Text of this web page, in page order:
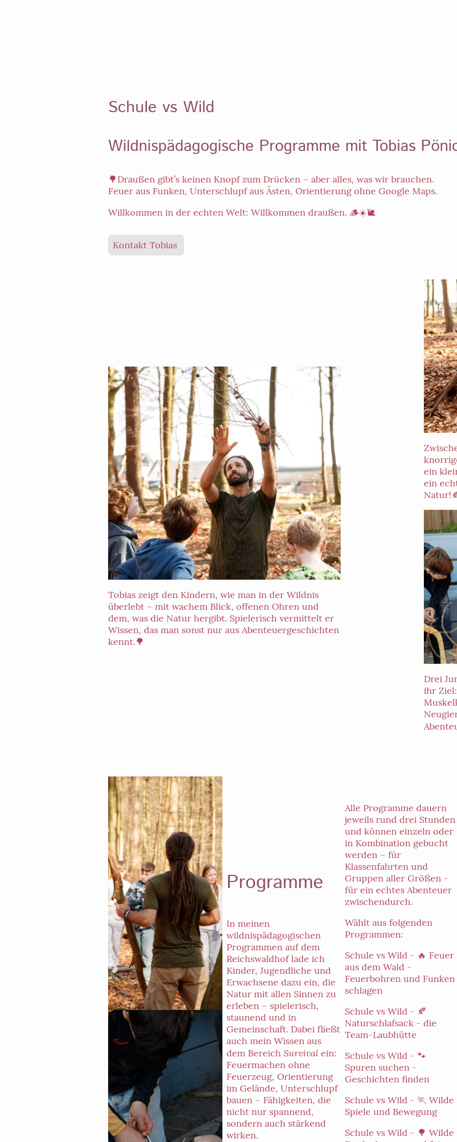
Schule vs Wild
Wildnispädagogische Programme mit Tobias
🌳Draußen gibt’s keinen Knopf zum Drücken – aber alles, was wir brauchen.
Feuer aus Funken, Unterschlupf aus Ästen, Orientierung ohne Google Maps.
Willkommen in der echten Welt: Willkommen draußen. 🪵☀️🐌
Kontakt Tobias
Tobias zeigt den Kindern, wie man in der Wildnis
überlebt – mit wachem Blick, offenen Ohren und
dem, was die Natur hergibt. Spielerisch vermittelt er
Wissen, das man sonst nur aus Abenteuergeschichten
kennt.🌳
ein
ein
Drei
ihr
Programme
In meinen
wildnispädagogischen
Programmen auf dem
Reichswaldhof lade ich
Kinder, Jugendliche und
Erwachsene dazu ein, die
Natur mit allen Sinnen zu
erleben – spielerisch,
staunend und in
Gemeinschaft. Dabei fließt
auch mein Wissen aus
dem Bereich Survival ein:
Feuermachen ohne
Feuerzeug, Orientierung
im Gelände, Unterschlupf
bauen – Fähigkeiten, die
nicht nur spannend,
sondern auch stärkend
wirken.
Alle Programme dauern
jeweils rund drei Stunden
und können einzeln oder
in Kombination gebucht
werden – für
Klassenfahrten und
Gruppen aller Größen -
für ein echtes Abenteuer
zwischendurch.
Wählt aus folgenden
Programmen:
Schule vs Wild - 🔥 Feuer
aus dem Wald -
Feuerbohren und Funken
schlagen
Schule vs Wild - 🍂
Naturschlafsack - die
Team-Laubhütte
Schule vs Wild - 🐾
Spuren suchen -
Geschichten finden
Schule vs Wild - 🏃 Wilde
Spiele und Bewegung
Schule vs Wild - 🌳 Wilde